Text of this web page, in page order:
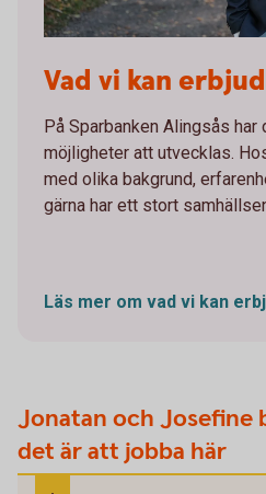
Vad vi kan
På Sparbanken Alingsås
möjligheter att utvecklas.
med olika bakgrund,
gärna har ett stort
Läs mer om vad vi kan
Jonatan och Josefine
det är att jobba här